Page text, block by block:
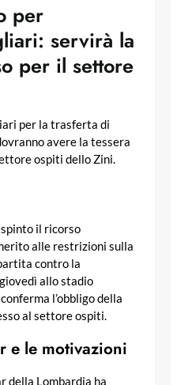
per
servirà la
per il settore
per la trasferta di
avere la tessera
ospiti dello Zini.
il ricorso
alle restrizioni sulla
contro la
allo stadio
l’obbligo della
al settore ospiti.
e le motivazioni
della Lombardia ha